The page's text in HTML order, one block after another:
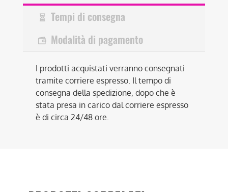
Tempi di consegna
Modalità di pagamento
I prodotti acquistati verranno consegnati
tramite corriere espresso. Il tempo di
consegna della spedizione, dopo che è
stata presa in carico dal corriere espresso
è di circa 24/48 ore.